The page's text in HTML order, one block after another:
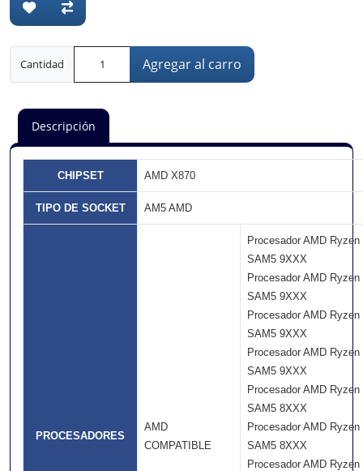
Cantidad Agregar al carro
Descripción
CHIPSET AMD X870
TIPO DE SOCKET AM5 AMD
PROCESADORES
AMD
COMPATIBLE
Procesador AMD Ryzen
SAM5 9XXX
Procesador AMD Ryzen
SAM5 9XXX
Procesador AMD Ryzen
SAM5 9XXX
Procesador AMD Ryzen
SAM5 9XXX
Procesador AMD Ryzen
SAM5 8XXX
Procesador AMD Ryzen
SAM5 8XXX
Procesador AMD Ryzen